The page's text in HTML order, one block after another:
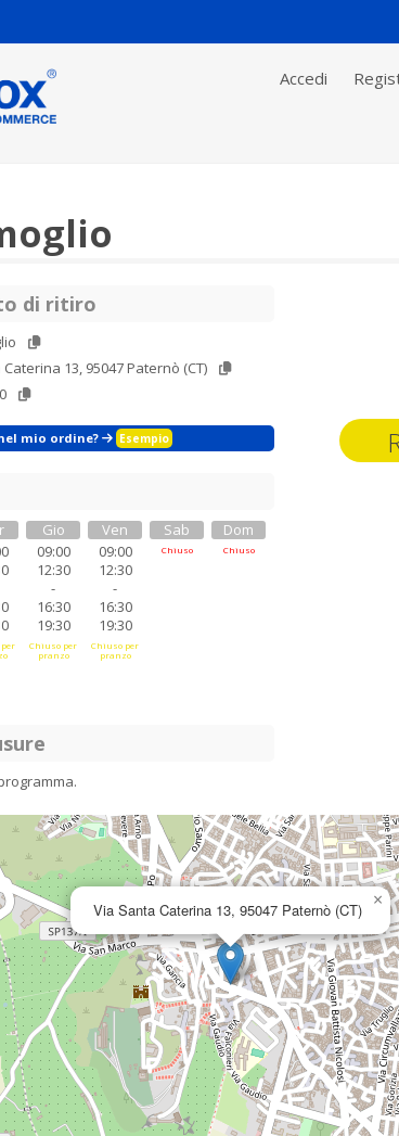
Accedi
di ritiro
13, 95047 Paternò (CT)
mio ordine? Esempio
Gio
09:00
12:30
-
16:30
19:30
Chiuso per
pranzo
Ven
09:00
12:30
-
16:30
19:30
Chiuso per
pranzo
Sab
Chiuso
Dom
Chiuso
Via Santa Caterina 13, 95047 Paternò (CT) ×